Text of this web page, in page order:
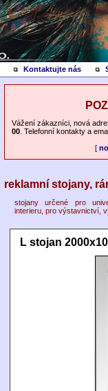
Kontaktujte nás
Vážení zákazníci, nová
00. Telefonní kontakty a
[
reklamní stojany,
stojany určené pro
interieru, pro výstavnictví,
L stojan